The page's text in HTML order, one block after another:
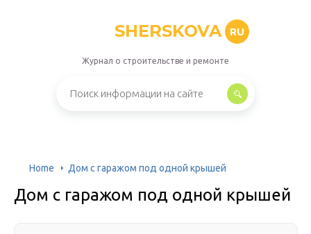
SHERSKOVA RU
Журнал о строительстве и ремонте
Home Дом с гаражом под одной крышей
Дом с гаражом под одной крышей